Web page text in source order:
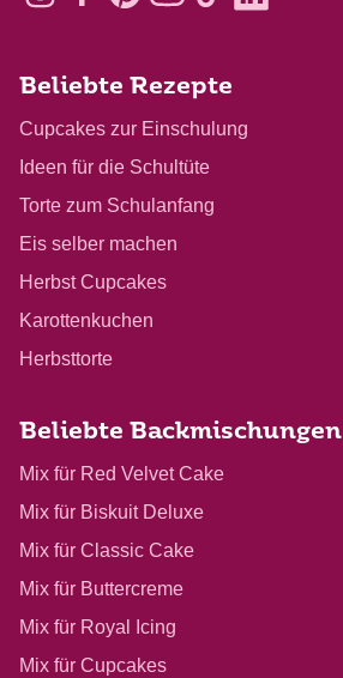
Beliebte Rezepte
Cupcakes zur Einschulung
Ideen für die Schultüte
Torte zum Schulanfang
Eis selber machen
Herbst Cupcakes
Karottenkuchen
Herbsttorte
Beliebte Backmischungen
Mix für Red Velvet Cake
Mix für Biskuit Deluxe
Mix für Classic Cake
Mix für Buttercreme
Mix für Royal Icing
Mix für Cupcakes